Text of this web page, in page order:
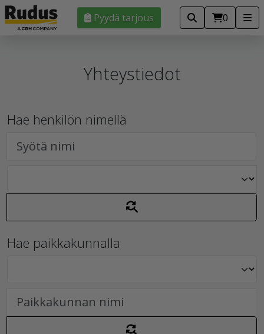
Pyydä tarjous 0
Yhteystiedot
Hae henkilön nimellä
Hae paikkakunnalla